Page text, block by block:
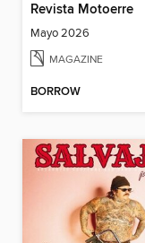
Revista Motoerre
Mayo 2026
MAGAZINE
BORROW